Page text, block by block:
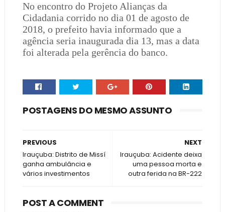
No encontro do Projeto Alianças da
Cidadania corrido no dia 01 de agosto de
2018, o prefeito havia informado que a
agência seria inaugurada dia 13, mas a data
foi alterada pela gerência do banco.
POSTAGENS DO MESMO ASSUNTO
NEXT
Irauçuba: Acidente deixa
uma pessoa morta e
outra ferida na BR-222
PREVIOUS
Irauçuba: Distrito de Missí
ganha ambulância e
vários investimentos
POST A COMMENT